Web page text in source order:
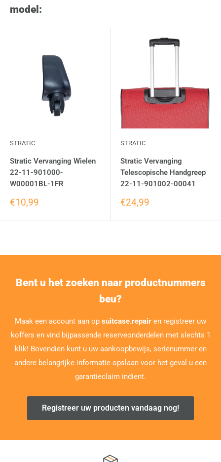
model:
STRATIC
Stratic Vervanging Wielen
22-11-901000-
W00001BL-1FR
€10,99
STRATIC
Stratic Vervanging
Telescopische Handgreep
22-11-901002-00041
€24,99
Bent u het zoeken naar productnummers
beu?
Maak een account aan op suitcase.repair en registreer uw
koffers en vind bijpassende reserveonderdelen met slechts 1
klik! Bovendien kunt u uw aankoopbewijs, serienummer en
andere belangrijke informatie opslaan voor het geval u een
garantieclaim indient.
Registreer uw producten vandaag nog!